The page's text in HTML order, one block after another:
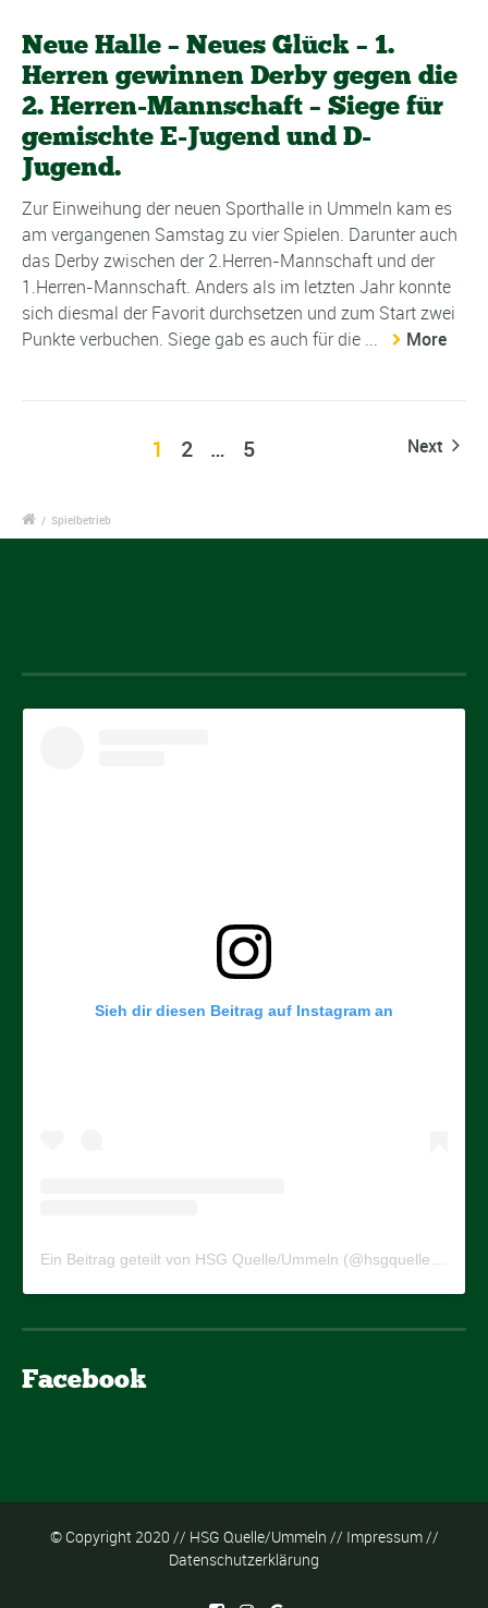
Neue Halle – Neues Glück – 1.
Herren gewinnen Derby gegen die
2. Herren-Mannschaft – Siege für
gemischte E-Jugend und D-
Jugend.
Zur Einweihung der neuen Sporthalle in Ummeln kam es
am vergangenen Samstag zu vier Spielen. Darunter auch
das Derby zwischen der 2.Herren-Mannschaft und der
1.Herren-Mannschaft. Anders als im letzten Jahr konnte
sich diesmal der Favorit durchsetzen und zum Start zwei
Punkte verbuchen. Siege gab es auch für die ...
More
1 2 … 5 Next
/ Spielbetrieb
Sieh dir diesen Beitrag auf Instagram an
Facebook
© Copyright 2020 // HSG Quelle/Ummeln // Impressum//
Datenschutzerklärung